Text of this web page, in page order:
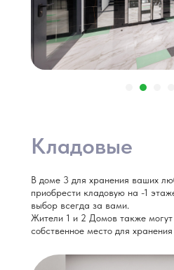
В доме 3 для хранения ваших
приобрести кладовую на -1
выбор всегда за вами.
Жители 1 и 2 Домов также могут
собственное место для
Кладовые